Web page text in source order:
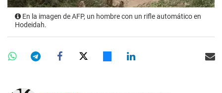
En la imagen de AFP, un hombre con un rifle automático en
Hodeidah.